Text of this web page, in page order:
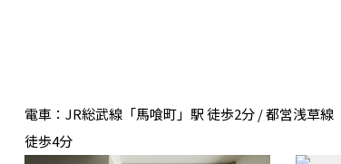
電車：JR総武線「馬喰町」駅 徒歩2分 / 都営浅草
徒歩4分